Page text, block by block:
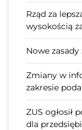
Rząd za
wysokością
Nowe
Zmiany w
zakresie
ZUS ogłosił
dla